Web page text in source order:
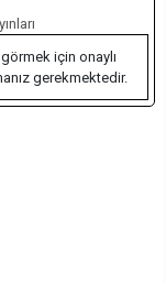
görmek için onaylı
gerekmektedir.